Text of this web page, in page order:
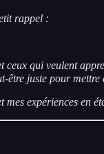
rappel :
ceux qui veulent
être juste pour
expériences en